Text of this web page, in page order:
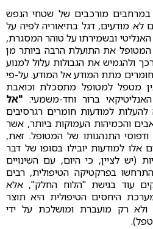
מורכבים של שטחי הנפש
מודעים, דגל בתיאוריה לפיה על
ובשמירתו על טוהר המסגרת,
המטופל את התועלת הרבה ביותר מן
ולהגמיש את הגבולות עלול למנוע
מתת המודע אל המודע. על-פי
מטפל למטופל מתסכלת וכואבת
ברור וחד-משמעי: "אל
למודעות חומרים רגרסיבים
והכמיהות העמוקות ביותר, אשר
התנהגותו של המטופל. זאת,
למודעות יובילו בסופו של דבר
(יש לציין, כי היום, עם השינויים
בפרקטיקה הטיפולית, רבים
עוד בגישת "הלוח החלק", אלא
היחסים הטיפולית היא תוצר
רק מועברת ומושלכת על ידי